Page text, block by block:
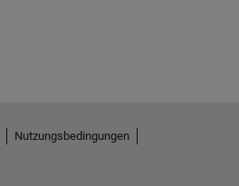
Nutzungsbedingungen